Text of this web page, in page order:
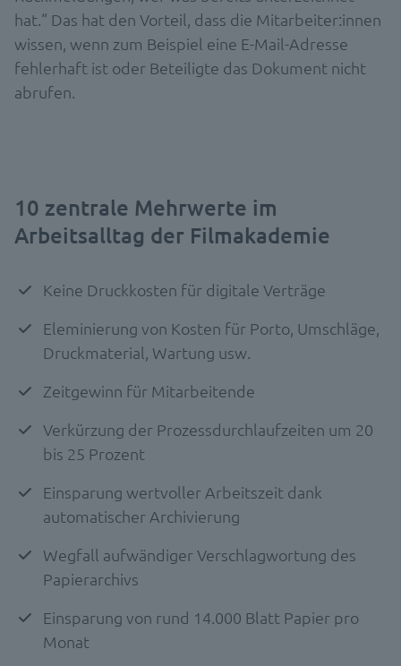
hat.“ Das hat den Vorteil, dass die Mitarbeiter:innen
wissen, wenn zum Beispiel eine E-Mail-Adresse
fehlerhaft ist oder Beteiligte das Dokument nicht
abrufen.
10 zentrale Mehrwerte im
Arbeitsalltag der Filmakademie
Keine Druckkosten für digitale Verträge
Eleminierung von Kosten für Porto, Umschläge,
Druckmaterial, Wartung usw.
Zeitgewinn für Mitarbeitende
Verkürzung der Prozessdurchlaufzeiten um 20
bis 25 Prozent
Einsparung wertvoller Arbeitszeit dank
automatischer Archivierung
Wegfall aufwändiger Verschlagwortung des
Papierarchivs
Einsparung von rund 14.000 Blatt Papier pro
Monat